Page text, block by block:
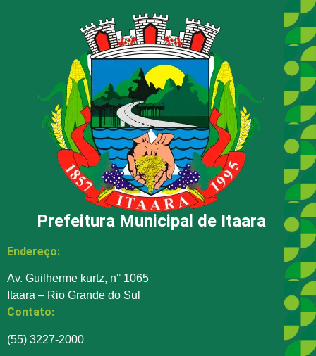
Prefeitura Municipal de Itaara
Endereço:
Av. Guilherme kurtz, n° 1065
Itaara – Rio Grande do Sul
Contato:
(55) 3227-2000